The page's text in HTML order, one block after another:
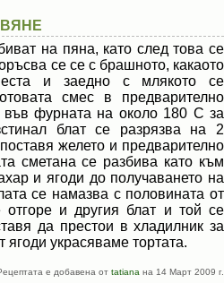
на пяна, като след това се
се се с брашното, какаото
и заедно с млякото се
смес в предварително
фурната на около 180 С за
блат се разрязва на 2
желето и предварително
сметана се разбива като към
и ягоди до получаването на
се намазва с половината от
отгоре и другия блат и той се
да престои в хладилник за
ягоди украсяваме тортата.
е добавена от tatiana на 14 Март 2009 г.